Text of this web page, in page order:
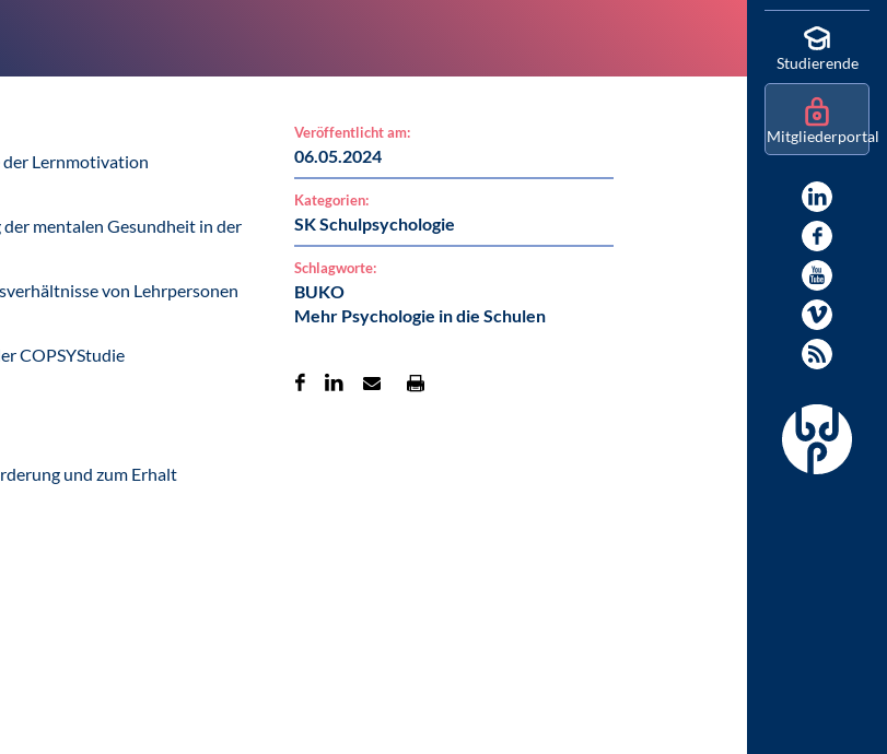
der Lernmotivation
mentalen Gesundheit in der
von Lehrpersonen
COPSYStudie
und zum Erhalt
Veröffentlicht am:
06.05.2024
Kategorien:
SK Schulpsychologie
Schlagworte:
BUKO
Mehr Psychologie in die Schulen
Studierende
Mitgliederportal